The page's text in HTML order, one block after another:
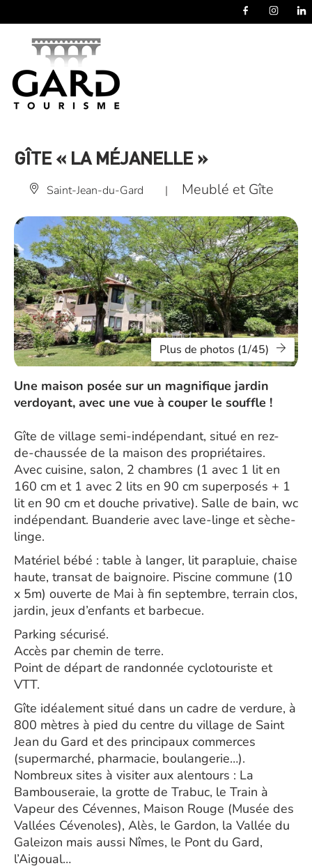
GÎTE « LA MÉJANELLE »
Saint-Jean-du-Gard | Meublé et Gîte
Plus de photos (1/45)
Une maison posée sur un magnifique jardin
verdoyant, avec une vue à couper le souffle !
Gîte de village semi-indépendant, situé en rez-
de-chaussée de la maison des propriétaires.
Avec cuisine, salon, 2 chambres (1 avec 1 lit en
160 cm et 1 avec 2 lits en 90 cm superposés + 1
lit en 90 cm et douche privative). Salle de bain, wc
indépendant. Buanderie avec lave-linge et sèche-
linge.
Matériel bébé : table à langer, lit parapluie, chaise
haute, transat de baignoire. Piscine commune (10
x 5m) ouverte de Mai à fin septembre, terrain clos,
jardin, jeux d’enfants et barbecue.
Parking sécurisé.
Accès par chemin de terre.
Point de départ de randonnée cyclotouriste et
VTT.
Gîte idéalement situé dans un cadre de verdure, à
800 mètres à pied du centre du village de Saint
Jean du Gard et des principaux commerces
(supermarché, pharmacie, boulangerie…).
Nombreux sites à visiter aux alentours : La
Bambouseraie, la grotte de Trabuc, le Train à
Vapeur des Cévennes, Maison Rouge (Musée des
Vallées Cévenoles), Alès, le Gardon, la Vallée du
Galeizon mais aussi Nîmes, le Pont du Gard,
l’Aigoual…